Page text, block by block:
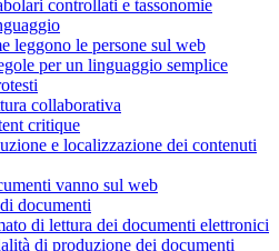
controllati e tassonomie
leggono le persone sul web
per un linguaggio semplice
collaborativa
critique
e localizzazione dei contenuti
vanno sul web
documenti
di lettura dei documenti elettronici
di produzione dei documenti